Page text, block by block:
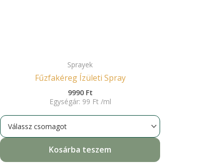
Sprayek
Fűzfakéreg Ízületi Spray
9990 Ft
Egységár: 99 Ft /ml
Kosárba teszem